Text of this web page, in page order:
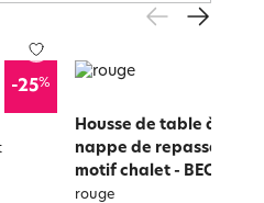
-25%
Housse de table à
nappe de repassage 5
motif chalet - BECQUET
rouge